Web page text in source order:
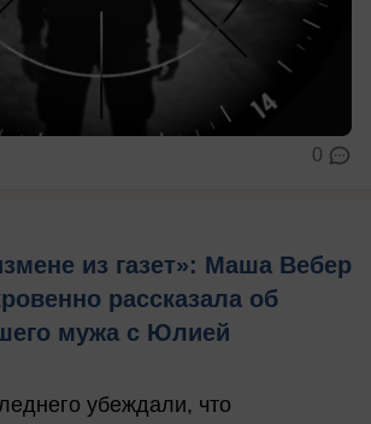
0
из газет»: Маша Вебер
рассказала об
мужа с Юлией
убеждали, что